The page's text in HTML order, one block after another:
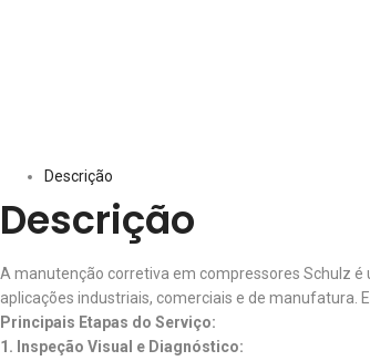
Descrição
Descrição
A manutenção corretiva em compressores Schulz
aplicações industriais, comerciais e de manufatura.
Principais Etapas do Serviço:
1. Inspeção Visual e Diagnóstico: